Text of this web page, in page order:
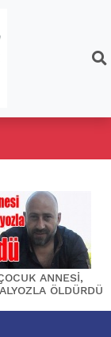
ANNESİ,
ÖLDÜRDÜ